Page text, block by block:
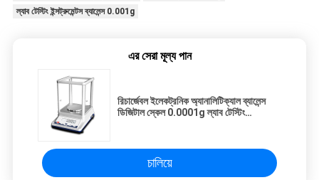
ল্যাব টেস্টিং ইন্সট্রুমেন্টস ব্যালেন্স 0.001g
এর সেরা মূল্য পান
রিচার্জেবল ইলেকট্রনিক অ্যানালিটিক্যাল ব্যালেন্স
ডিজিটাল স্কেল 0.0001g ল্যাব টেস্টিং
চালিয়ে